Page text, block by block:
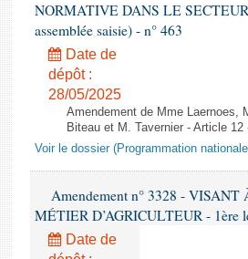
NORMATIVE DANS LE
assemblée saisie) - n° 463
Date de
dépôt :
28/05/2025
Amendement de Mme Laernoes,
Biteau et M. Tavernier - Article 12
Voir le dossier (Programmation
Amendement n° 3328 -
MÉTIER D’AGRICULTEUR - 1ère
Date de